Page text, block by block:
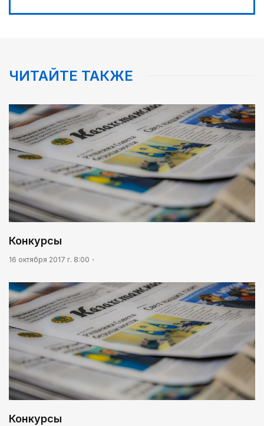
ЧИТАЙТЕ ТАКЖЕ
Конкурсы
16 октября 2017 г. 8:00
Конкурсы